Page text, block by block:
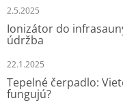
2.5.2025
Ionizátor do
údržba
22.1.2025
Tepelné čerpadlo:
fungujú?